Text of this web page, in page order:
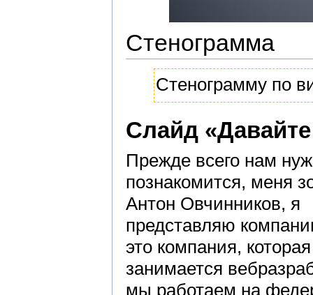
Стенограмма
Стенограмму по
Слайд
Прежде всего нам
познакомится, меня
Антон Овчинников, я
представляю
это компания, которая
занимается
мы работаем на